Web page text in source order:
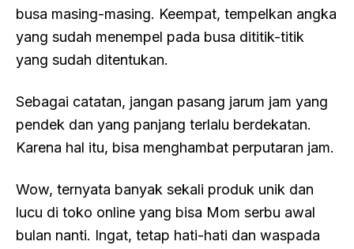
busa masing-masing. Keempat, tempelkan angka
yang sudah menempel pada busa dititik-titik
yang sudah ditentukan.
Sebagai catatan, jangan pasang jarum jam yang
pendek dan yang panjang terlalu berdekatan.
Karena hal itu, bisa menghambat perputaran jam.
Wow, ternyata banyak sekali produk unik dan
lucu di toko online yang bisa Mom serbu awal
bulan nanti. Ingat, tetap hati-hati dan waspada